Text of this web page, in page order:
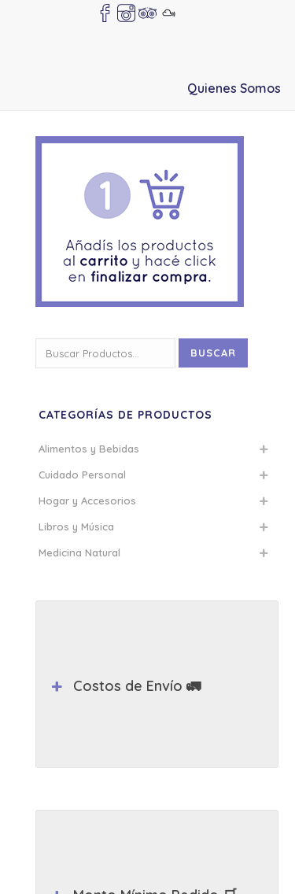
Quienes Somos
por:
BUSCAR
CATEGORÍAS DE PRODUCTOS
Alimentos y Bebidas
Cuidado Personal
Hogar y Accesorios
Libros y Música
Medicina Natural
Costos de Envío 🚛